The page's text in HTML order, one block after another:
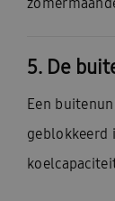
5. De
Een
geblokkeerd